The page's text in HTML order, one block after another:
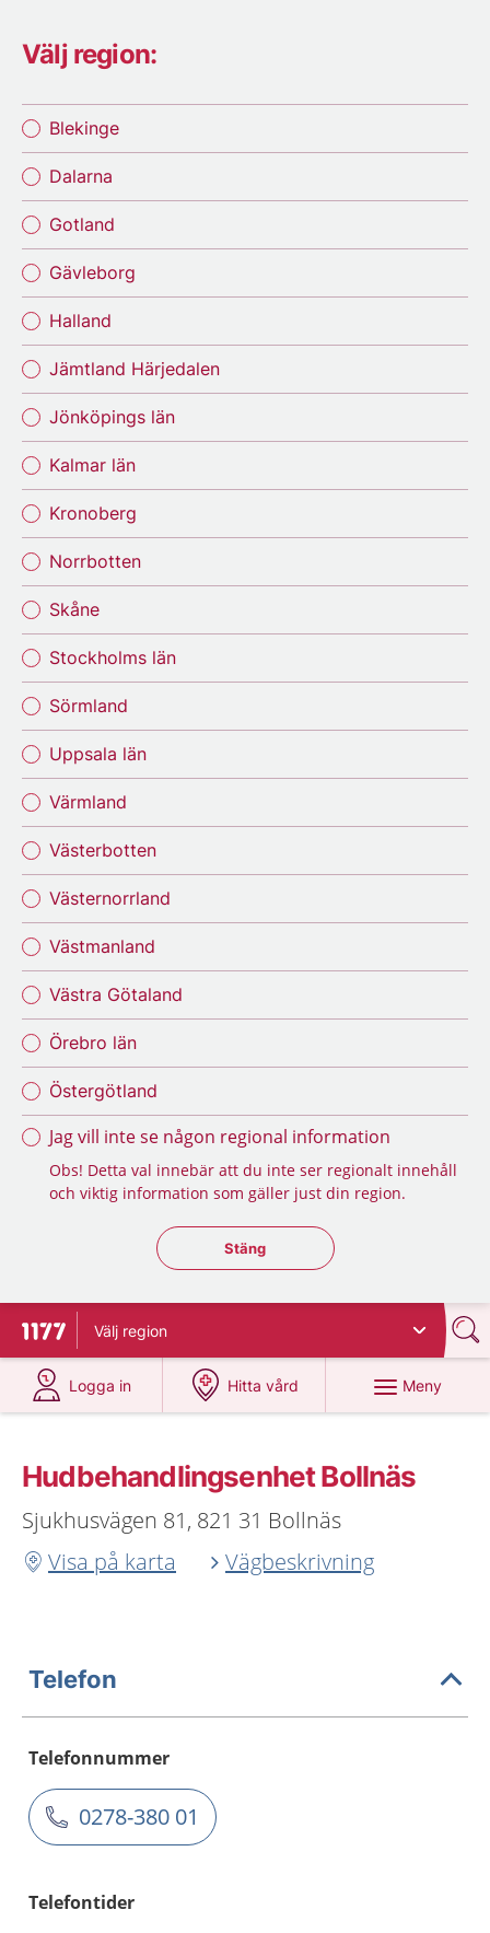
Välj region:
Blekinge
Dalarna
Gotland
Gävleborg
Halland
Jämtland Härjedalen
Jönköpings län
Kalmar län
Kronoberg
Norrbotten
Skåne
Stockholms län
Sörmland
Uppsala län
Värmland
Västerbotten
Västernorrland
Västmanland
Västra Götaland
Örebro län
Östergötland
Jag vill inte se någon regional information
Obs! Detta val innebär att du inte ser regionalt innehåll
och viktig information som gäller just din region.
Stäng regionsväljaren
Stäng
Till startsidan för 1177
Välj region
Logga in
på 1177.se
Hitta vård
på 1177.se
Meny
Hudbehandlingsenhet Bollnäs
Sjukhusvägen 81, 821 31 Bollnäs
Visa på karta
Vägbeskrivning
Telefon
Telefonnummer
0278-380 01
Telefontider